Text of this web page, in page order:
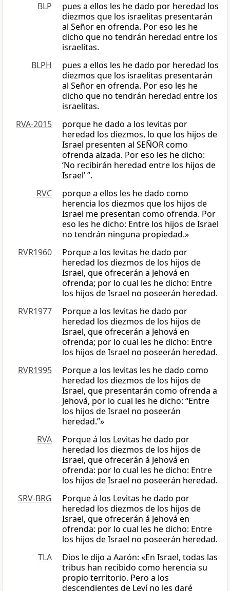
BLP
pues a ellos les he dado por heredad los
diezmos que los israelitas presentarán
al Señor en ofrenda. Por eso les he
dicho que no tendrán heredad entre los
israelitas.
BLPH
pues a ellos les he dado por heredad los
diezmos que los israelitas presentarán
al Señor en ofrenda. Por eso les he
dicho que no tendrán heredad entre los
israelitas.
RVA-2015
porque he dado a los levitas por
heredad los diezmos, lo que los hijos de
Israel presenten al SEÑOR como
ofrenda alzada. Por eso les he dicho:
‘No recibirán heredad entre los hijos de
Israel’ ”.
RVC
porque a ellos les he dado como
herencia los diezmos que los hijos de
Israel me presentan como ofrenda. Por
eso les he dicho: Entre los hijos de Israel
no tendrán ninguna propiedad.»
RVR1960
Porque a los levitas he dado por
heredad los diezmos de los hijos de
Israel, que ofrecerán a Jehová en
ofrenda; por lo cual les he dicho: Entre
los hijos de Israel no poseerán heredad.
RVR1977
Porque a los levitas he dado por
heredad los diezmos de los hijos de
Israel, que ofrecerán a Jehová en
ofrenda; por lo cual les he dicho: Entre
los hijos de Israel no poseerán heredad.
RVR1995
Porque a los levitas les he dado como
heredad los diezmos de los hijos de
Israel, que presentarán como ofrenda a
Jehová, por lo cual les he dicho: “Entre
los hijos de Israel no poseerán
heredad.”»
RVA
Porque á los Levitas he dado por
heredad los diezmos de los hijos de
Israel, que ofrecerán á Jehová en
ofrenda: por lo cual les he dicho: Entre
los hijos de Israel no poseerán heredad.
SRV-BRG
Porque á los Levitas he dado por
heredad los diezmos de los hijos de
Israel, que ofrecerán á Jehová en
ofrenda: por lo cual les he dicho: Entre
los hijos de Israel no poseerán heredad.
TLA
Dios le dijo a Aarón: «En Israel, todas las
tribus han recibido como herencia su
propio territorio. Pero a los
descendientes de Leví no les daré